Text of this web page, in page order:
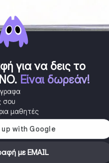
για να δεις το
. Είναι δωρεάν!
σου
μαθητές
με EMAIL